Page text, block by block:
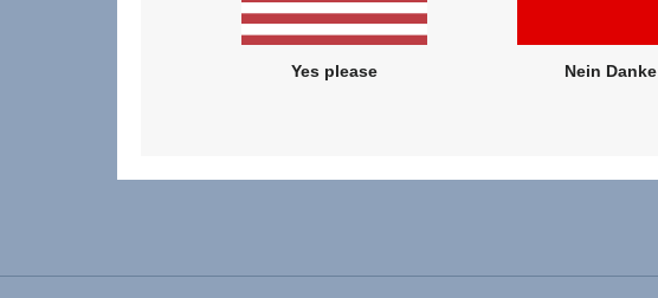
Yes please Nein Danke